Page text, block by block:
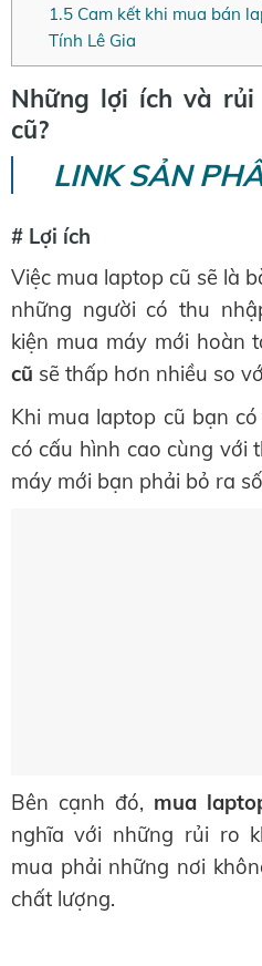
1.5Cam kết khi mua bán
Tính Lê Gia
Những lợi ích và
cũ?
LINK SẢN
# Lợi ích
Việc mua laptop cũ sẽ là
những người có thu
kiện mua máy mới hoàn
cũ sẽ thấp hơn nhiều so
Khi mua laptop cũ bạn
có cấu hình cao cùng với
máy mới bạn phải bỏ ra
Bên cạnh đó, mua
nghĩa với những rủi ro
mua phải những nơi
chất lượng.